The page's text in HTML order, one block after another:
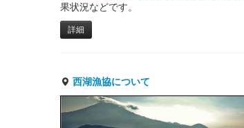
果状況などです。
詳細
西湖漁協について